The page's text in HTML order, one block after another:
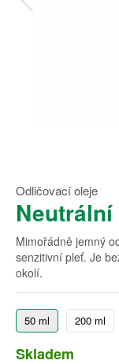
Odličovací oleje
Neutrální
Mimořádně jemný
senzitivní pleť. Je
okolí.
50 ml 200 ml
Skladem